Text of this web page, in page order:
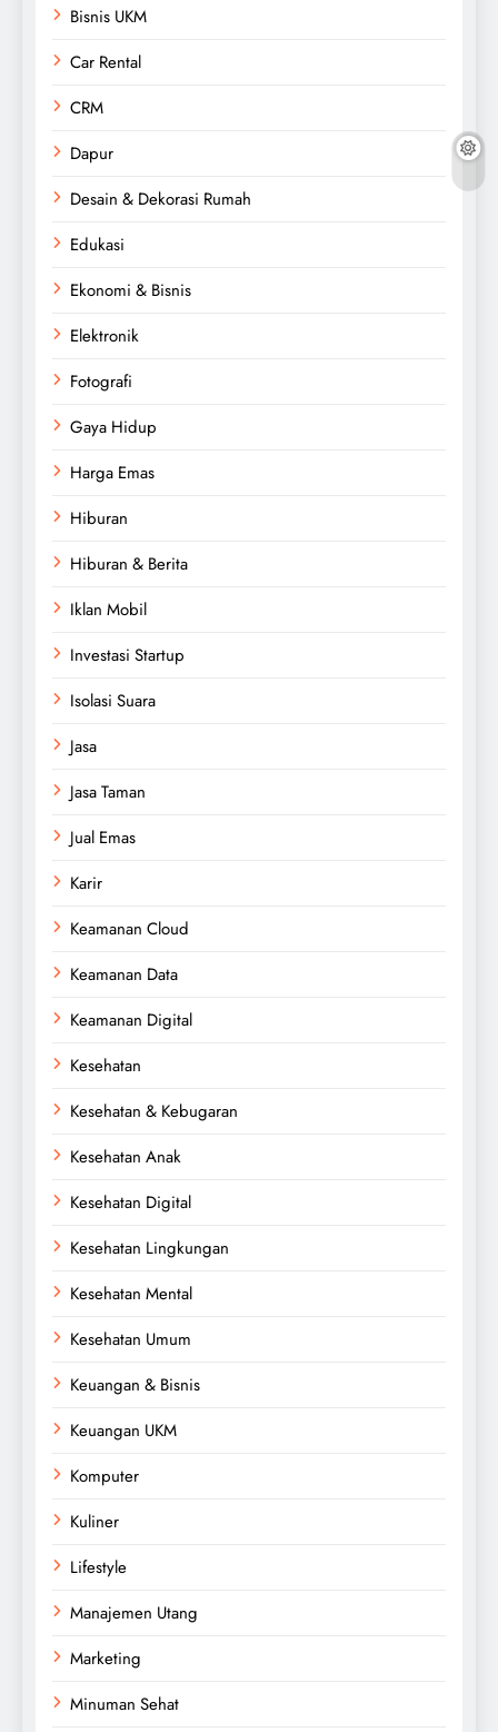
Bisnis UKM
Car Rental
CRM
Dapur
Desain & Dekorasi Rumah
Edukasi
Ekonomi & Bisnis
Elektronik
Fotografi
Gaya Hidup
Harga Emas
Hiburan
Hiburan & Berita
Iklan Mobil
Investasi Startup
Isolasi Suara
Jasa
Jasa Taman
Jual Emas
Karir
Keamanan Cloud
Keamanan Data
Keamanan Digital
Kesehatan
Kesehatan & Kebugaran
Kesehatan Anak
Kesehatan Digital
Kesehatan Lingkungan
Kesehatan Mental
Kesehatan Umum
Keuangan & Bisnis
Keuangan UKM
Komputer
Kuliner
Lifestyle
Manajemen Utang
Marketing
Minuman Sehat